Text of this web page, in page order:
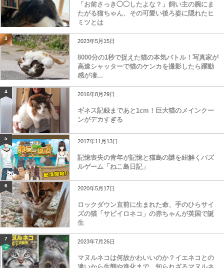
「お前さっき◯◯したよな？」飼い主の腕にま
たがる猫ちゃん、その可愛い後ろ姿に隠れたヒ
ミツとは
3 2023年5月15日
8000分の1秒で捉えた猫の本気バトル！写真家が
高速シャッターで猫のケンカを撮影したら躍動
感が凄...
4 2016年8月29日
ギネス記録まであと1cm！巨大猫のメインクー
ンがデカすぎる
5 2017年11月13日
記憶喪失の青年が記憶と猫島の謎を紐解くパズ
ルゲーム「ねこ島日記」
6 2020年5月17日
ロックダウン直前に生まれた命、手のひらサイ
ズの猫「サビイロネコ」の赤ちゃんが英国で誕
生
7 2023年7月26日
マヌルネコは何故かわいいのか？イエネコとの